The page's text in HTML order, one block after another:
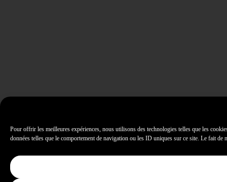
Pour offrir les meilleures expériences, nous utilisons des technologies telles que les
données telles que le comportement de navigation ou les ID uniques sur ce site. Le fait